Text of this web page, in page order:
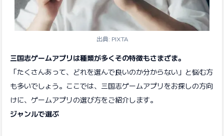
出典: PIXTA
三国志ゲームアプリは種類が多くその特徴もさまざま。
「たくさんあって、どれを選んで良いのか分からない」と悩む方
も多いでしょう。ここでは、三国志ゲームアプリをお探しの方向
けに、ゲームアプリの選び方をご紹介します。
ジャンルで選ぶ